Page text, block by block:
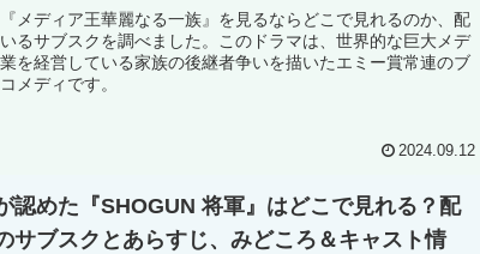
『メディア王華麗なる一族』を見るならどこで見れるのか、配
るサブスクを調べました。このドラマは、世界的な巨大メデ
を経営している家族の後継者争いを描いたエミー賞常連のブ
メディです。
2024.09.12
認めた『SHOGUN 将軍』はどこで見れる？配
サブスクとあらすじ、みどころ＆キャスト情